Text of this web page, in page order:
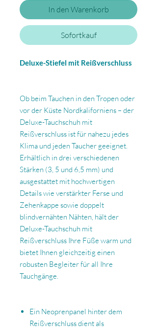
In den Warenkorb
Sofortkauf
Deluxe-Stiefel mit Reißverschluss
Ob beim Tauchen in den Tropen oder
vor der Küste Nordkaliforniens – der
Deluxe-Tauchschuh mit
Reißverschluss ist für nahezu jedes
Klima und jeden Taucher geeignet.
Erhältlich in drei verschiedenen
Stärken (3, 5 und 6,5 mm) und
ausgestattet mit hochwertigen
Details wie verstärkter Ferse und
Zehenkappe sowie doppelt
blindvernähten Nähten, hält der
Deluxe-Tauchschuh mit
Reißverschluss Ihre Füße warm und
bietet Ihnen gleichzeitig einen
robusten Begleiter für all Ihre
Tauchgänge.
Ein Neoprenpanel hinter dem
Reißverschluss dient als